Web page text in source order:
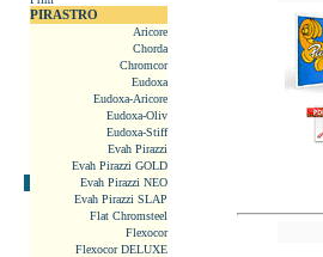
PIRASTRO
Aricore
Chorda
Chromcor
Eudoxa
Eudoxa-Aricore
Eudoxa-Oliv
Eudoxa-Stiff
Evah Pirazzi
Evah Pirazzi GOLD
Evah Pirazzi NEO
Evah Pirazzi SLAP
Flat Chromsteel
Flexocor
Flexocor DELUXE